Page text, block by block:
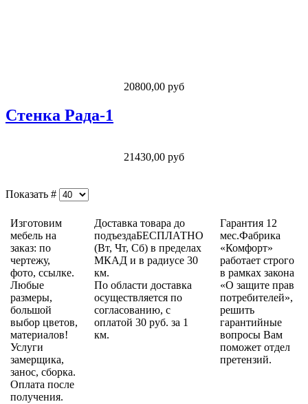
20800,00 руб
Стенка Рада-1
21430,00 руб
Показать #
Изготовим
мебель на
заказ: по
чертежу,
фото, ссылке.
Любые
размеры,
большой
выбор цветов,
материалов!
Услуги
замерщика,
занос, сборка.
Оплата после
получения.
Доставка товара до
подъездаБЕСПЛАТНО
(Вт, Чт, Сб) в пределах
МКАД и в радиусе 30
км.
По области доставка
осуществляется по
согласованию, с
оплатой 30 руб. за 1
км.
Гарантия 12
мес.Фабрика
«Комфорт»
работает строго
в рамках закона
«О защите прав
потребителей»,
решить
гарантийные
вопросы Вам
поможет отдел
претензий.